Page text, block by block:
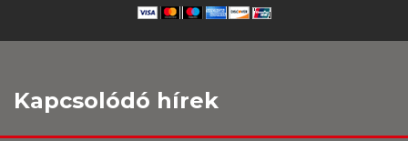
Kapcsolódó hírek